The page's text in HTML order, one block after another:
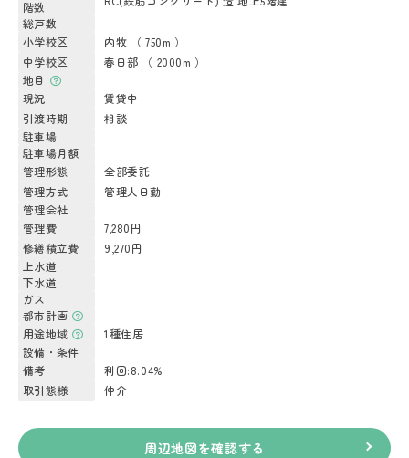
階数
総戸数
小学校区
内牧 （ 750m ）
中学校区
春日部 （ 2000m ）
地目
現況
賃貸中
引渡時期
相談
駐車場
駐車場月額
管理形態
全部委託
管理方式
管理人日勤
管理会社
管理費
7,280円
修繕積立費
9,270円
上水道
下水道
ガス
都市計画
用途地域
1種住居
設備・条件
備考
利回:8.04%
取引態様
仲介
周辺地図を確認する